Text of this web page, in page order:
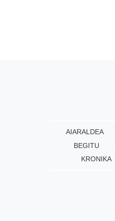
AIARALDEA
BEGITU
KRONIKA